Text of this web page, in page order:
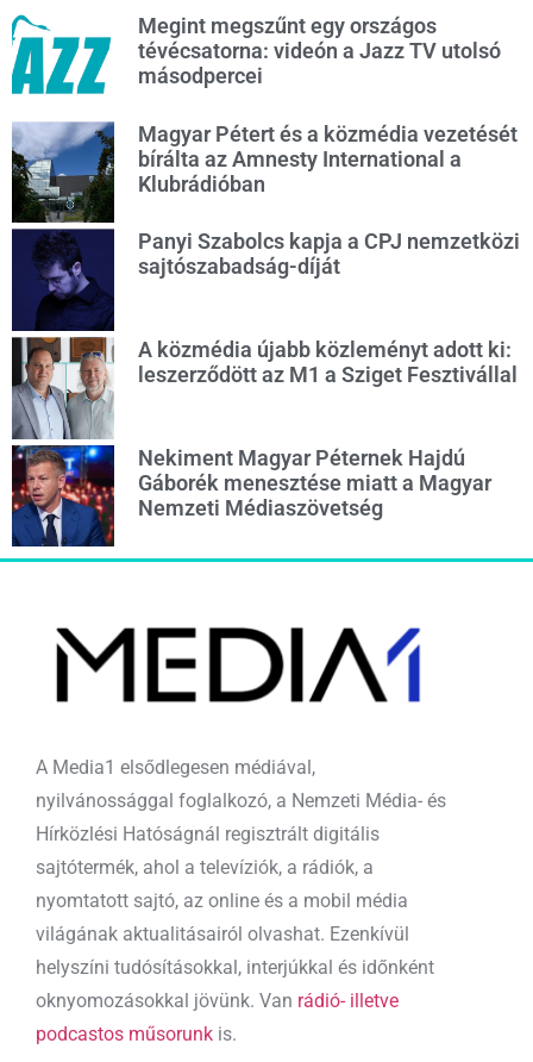
Megint megszűnt egy országos
tévécsatorna: videón a Jazz TV utolsó
másodpercei
Magyar Pétert és a közmédia vezetését
bírálta az Amnesty International a
Klubrádióban
Panyi Szabolcs kapja a CPJ nemzetközi
sajtószabadság-díját
A közmédia újabb közleményt adott ki:
leszerződött az M1 a Sziget Fesztivállal
Nekiment Magyar Péternek Hajdú
Gáborék menesztése miatt a Magyar
Nemzeti Médiaszövetség
A Media1 elsődlegesen médiával,
nyilvánossággal foglalkozó, a Nemzeti Média- és
Hírközlési Hatóságnál regisztrált digitális
sajtótermék, ahol a televíziók, a rádiók, a
nyomtatott sajtó, az online és a mobil média
világának aktualitásairól olvashat. Ezenkívül
helyszíni tudósításokkal, interjúkkal és időnként
oknyomozásokkal jövünk. Van rádió- illetve
podcastos műsorunk is.